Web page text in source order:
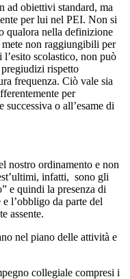
ad obiettivi standard, ma
per lui nel PEI. Non si
qualora nella definizione
non raggiungibili per
scolastico, non può
rispetto
frequenza. Ciò vale sia
per
successiva o all’esame di
nostro ordinamento e non
infatti, sono gli
e quindi la presenza di
l’obbligo da parte del
assente.
nel piano delle attività e
collegiale compresi i